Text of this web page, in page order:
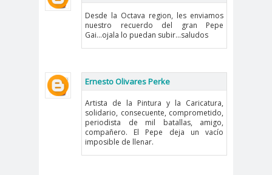
Constituyente
Asamblea
Extraordinaria
Asamblea por el
Pacto Social
Asociación Abuelas de
Plaza de Mayo
asociación de mujeres
peirodistas
Asociación Nacional de
Desde la Octava region, les enviamos
nuestro recuerdo del gran Pepe
Gai...ojala lo puedan subir...saludos
Ernesto Olivares Perke
Artista de la Pintura y la Caricatura,
solidario, consecuente, comprometido,
periodista de mil batallas, amigo,
compañero. El Pepe deja un vacío
imposible de llenar.